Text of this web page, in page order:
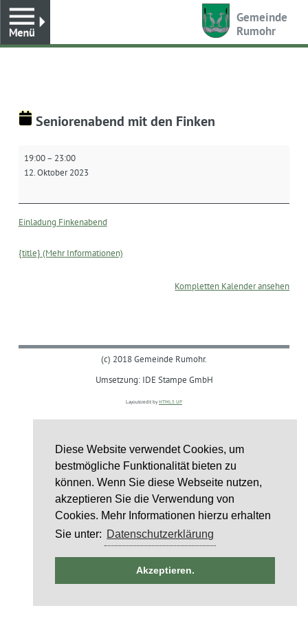
Diese Website verwendet Cookies, um
bestmögliche Funktionalität bieten zu
können. Wenn Sie diese Webseite nutzen,
akzeptieren Sie die Verwendung von
Cookies. Mehr Informationen hierzu erhalten
Sie unter: Datenschutzerklärung
Akzeptieren.
Gemeinde
Rumohr
Seniorenabend mit den Finken
19:00– 23:00
12. Oktober 2023
Einladung Finkenabend
{title} (Mehr Informationen)
Kompletten Kalender ansehen
(c) 2018 Gemeinde Rumohr.
Umsetzung: IDE Stampe GmbH
Layoutcredit by HTML5 UP